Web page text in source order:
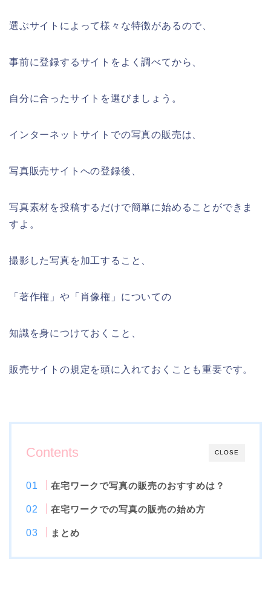
選ぶサイトによって様々な特徴があるので、
事前に登録するサイトをよく調べてから、
自分に合ったサイトを選びましょう。
インターネットサイトでの写真の販売は、
写真販売サイトへの登録後、
写真素材を投稿するだけで簡単に始めることができま
すよ。
撮影した写真を加工すること、
「著作権」や「肖像権」についての
知識を身につけておくこと、
販売サイトの規定を頭に入れておくことも重要です。
CLOSE
Contents
在宅ワークで写真の販売のおすすめは？
在宅ワークでの写真の販売の始め方
まとめ